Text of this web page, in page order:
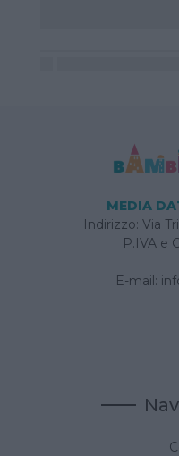
MEDIA
Indirizzo: Via
P.IVA e
E-mail: